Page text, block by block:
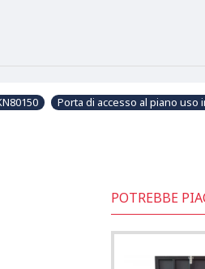
Porta di accesso al piano uso
POTREBBE